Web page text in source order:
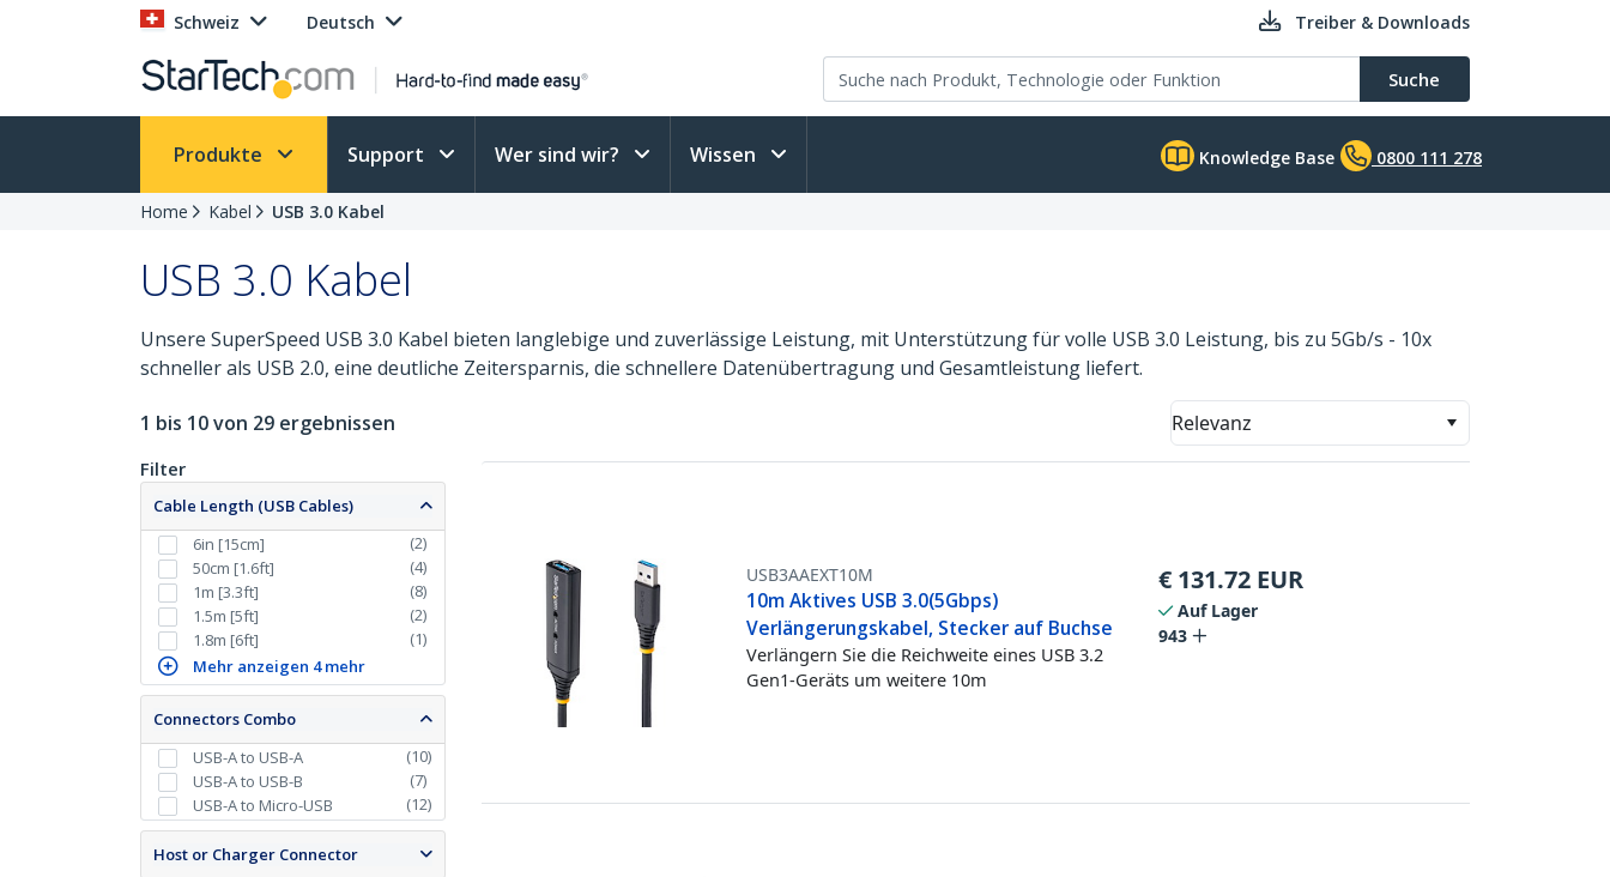
Schweiz Deutsch Treiber & Downloads
Suche
Produkte Support Wer sind wir? Wissen Knowledge Base 0800 111 278
Home Kabel USB 3.0 Kabel
USB 3.0 Kabel
Unsere SuperSpeed USB 3.0 Kabel bieten langlebige und zuverlässige Leistung, mit Unterstützung für volle USB 3.0 Leistung, bis zu 5Gb/s - 10x
schneller als USB 2.0, eine deutliche Zeitersparnis, die schnellere Datenübertragung und Gesamtleistung liefert.
1 bis 10 von 29 ergebnissen Relevanz
Filter
Cable Length (USB Cables)
6in [15cm]
(2)
50cm [1.6ft]
(4)
1m [3.3ft]
(8)
1.5m [5ft]
(2)
1.8m [6ft]
(1)
Mehr anzeigen 4 mehr
Connectors Combo
USB-A to USB-A
(10)
USB-A to USB-B
(7)
USB-A to Micro-USB
(12)
Host or Charger Connector
USB3AAEXT10M
10m Aktives USB 3.0(5Gbps)
Verlängerungskabel, Stecker auf Buchse
Verlängern Sie die Reichweite eines USB 3.2
Gen1-Geräts um weitere 10m
€ 131.72 EUR
Auf Lager
943